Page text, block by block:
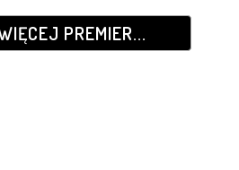
PREMIER...